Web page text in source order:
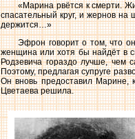
«Марина рвётся к смерти.
спасательный круг, и жернов
держится…»
Эфрон говорит о том, что
женщина или хотя бы найдёт в
Родзевича гораздо лучше,
Поэтому, предлагая супруге
Он вновь предоставил Марине,
Цветаева решила.